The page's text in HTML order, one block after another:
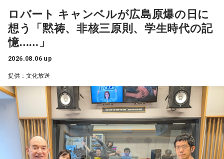
ど。そういう考えができない人は総理大臣にふさわしくない
わけです」
明確な対立軸があるなら別だけど、中国は日本にとって最大
の貿易相手国で、いまは違うけど最大のインバウンドの流入
国だし、投資国で。本来、隣国同士が角突き合わせるなんて
愚かなことはあり得ない。そうなることを承知したうえで言
ったんですか、と。それはなんのために、ということにな
る」
青木
「対中感情が悪い、というのは恐らく、日本国民の多く
がそう感じているところもある。メディアが煽ったり政治が
煽ったりもしてきたけど。あれはある種のポピュリズム的な
発言に近かった、という面も持つ、ということでしょうか」
に加え、選考期間内に高い勝率を残した総勢52名の女子レー
サーたち。優勝賞金1,300万円と、「真夏の女王」の称号を懸
け、白熱のレースを繰り広げる。
舞台となる「ボートレース徳山」は、笠戸湾の奥に位置する
海水面。周辺が山や島に囲まれているため強風が遮られ、年
間を通して穏やかな風が吹く「インコース有利」な水面とし
て知られている。
一方で、干満の差が激しいという特徴もあり、満潮に向かう
時間帯にはさばき勝負になることも。波乱の展開となれば、
全国トップクラスの広さを誇る水面で、潮位によってスター
ト時の景色が変わるため、各レーサーの動向にも注目が集ま
ロバート キャンベルが広島原爆の日に
想う「黙祷、非核三原則、学生時代の記
憶……」
2026.08.06 up
提供：文化放送